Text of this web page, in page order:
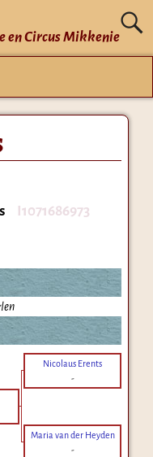
en Circus Mikkenie
I1071686973
Nicolaus Erents
-
Maria van der Heyden
-